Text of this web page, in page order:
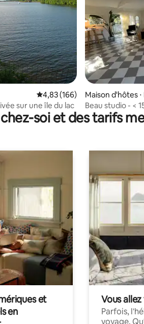
97 commentaires : 4,96 sur 5
Évaluation moyenne sur la
4,83 (166)
sur une île du lac
Maison d'hôtes
ence
Beau studio - <
et Brown
soi et des tarifs
et
en
Vous
Parfois,
voyage.